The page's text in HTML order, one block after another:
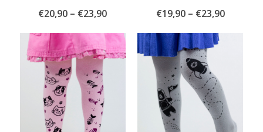
€20,90 – €23,90
€19,90– €23,90